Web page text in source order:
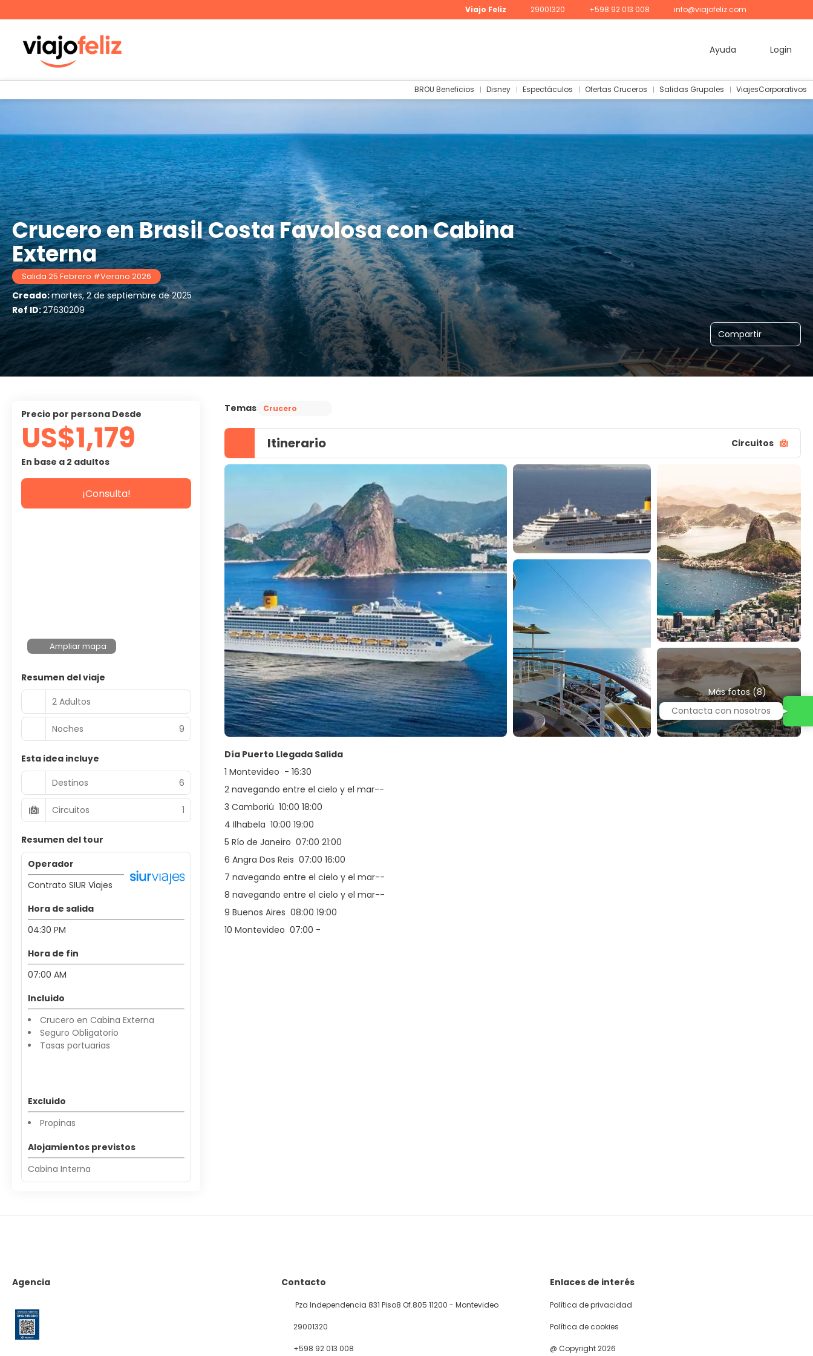
Viajo Feliz 29001320 +598 92 013 008 info@viajofeliz.com
Ayuda Login
BROU Beneficios Disney Espectáculos Ofertas Cruceros Salidas Grupales ViajesCorporativos
Crucero en Brasil Costa Favolosa con Cabina
Externa
Salida 25 Febrero #Verano 2026
Creado:martes, 2 de septiembre de 2025
Ref ID:27630209
Compartir
Temas Crucero
Itinerario Circuitos
Más fotos (8)
Día Puerto Llegada Salida
1 Montevideo - 16:30
2 navegando entre el cielo y el mar--
3 Camboriú 10:00 18:00
4 Ilhabela 10:00 19:00
5 Río de Janeiro 07:00 21:00
6 Angra Dos Reis 07:00 16:00
7 navegando entre el cielo y el mar--
8 navegando entre el cielo y el mar--
9 Buenos Aires 08:00 19:00
10 Montevideo 07:00 -
precio por persona Desde
US$1,179
En base a 2 adultos
¡Consulta!
Ampliar mapa
Resumen del viaje
2 Adultos
Noches 9
Esta idea incluye
Destinos
6
Circuitos 1
Resumen del tour
Operador
Contrato SIUR Viajes
Hora de salida
04:30 PM
Hora de fin
07:00 AM
Incluido
Crucero en Cabina Externa
Seguro Obligatorio
Tasas portuarias
Excluido
Propinas
Alojamientos previstos
Cabina Interna
Agencia Contacto
Pza Independencia 831 Piso8 Of.805 11200 - Montevideo
29001320
+598 92 013 008
Enlaces de interés
Política de privacidad
Política de cookies
@ Copyright 2026
Contacta con nosotros